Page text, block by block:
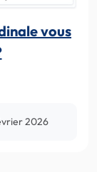
vous
2026